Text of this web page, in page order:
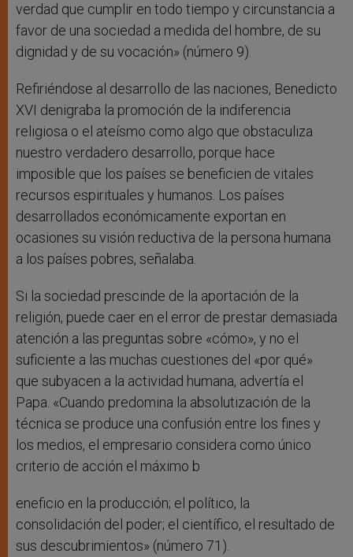
verdad que cumplir en todo tiempo y circunstancia a
favor de una sociedad a medida del hombre, de su
dignidad y de su vocación» (número 9).
Refiriéndose al desarrollo de las naciones, Benedicto
XVI denigraba la promoción de la indiferencia
religiosa o el ateísmo como algo que obstaculiza
nuestro verdadero desarrollo, porque hace
imposible que los países se beneficien de vitales
recursos espirituales y humanos. Los países
desarrollados económicamente exportan en
ocasiones su visión reductiva de la persona humana
a los países pobres, señalaba.
Si la sociedad prescinde de la aportación de la
religión, puede caer en el error de prestar demasiada
atención a las preguntas sobre «cómo», y no el
suficiente a las muchas cuestiones del «por qué»
que subyacen a la actividad humana, advertía el
Papa. «Cuando predomina la absolutización de la
técnica se produce una confusión entre los fines y
los medios, el empresario considera como único
criterio de acción el máximo b
eneficio en la producción; el político, la
consolidación del poder; el científico, el resultado de
sus descubrimientos» (número 71).